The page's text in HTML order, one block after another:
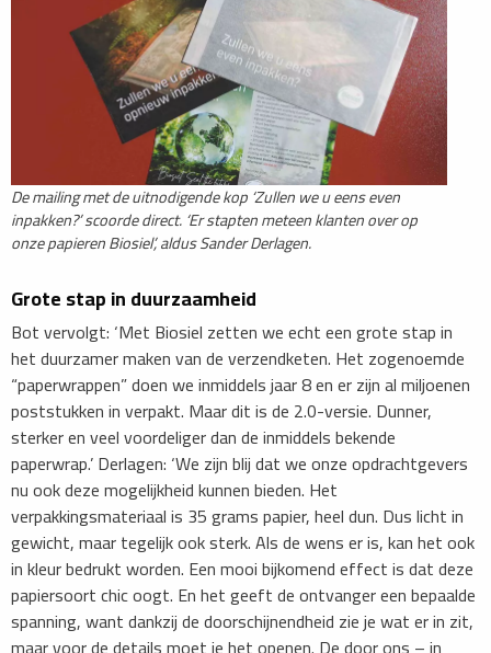
De mailing met de uitnodigende kop ‘Zullen we u eens even
inpakken?’ scoorde direct. ‘Er stapten meteen klanten over op
onze papieren Biosiel’, aldus Sander Derlagen.
Grote stap in duurzaamheid
Bot vervolgt: ‘Met Biosiel zetten we echt een grote stap in
het duurzamer maken van de verzendketen. Het zogenoemde
“paperwrappen” doen we inmiddels jaar 8 en er zijn al miljoenen
poststukken in verpakt. Maar dit is de 2.0-versie. Dunner,
sterker en veel voordeliger dan de inmiddels bekende
paperwrap.’ Derlagen: ‘We zijn blij dat we onze opdrachtgevers
nu ook deze mogelijkheid kunnen bieden. Het
verpakkingsmateriaal is 35 grams papier, heel dun. Dus licht in
gewicht, maar tegelijk ook sterk. Als de wens er is, kan het ook
in kleur bedrukt worden. Een mooi bijkomend effect is dat deze
papiersoort chic oogt. En het geeft de ontvanger een bepaalde
spanning, want dankzij de doorschijnendheid zie je wat er in zit,